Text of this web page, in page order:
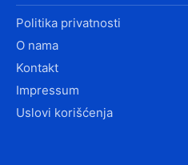
Politika privatnosti
O nama
Kontakt
Impressum
Uslovi korišćenja